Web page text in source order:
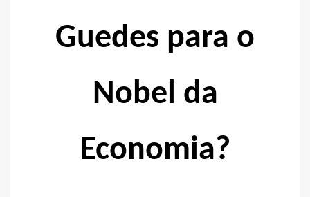
Guedes para o
Nobel da
Economia?